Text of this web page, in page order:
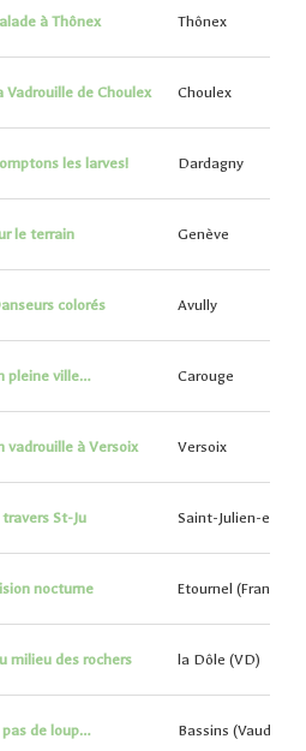
à Thônex Thônex
Vadrouille de Choulex Choulex
les larves! Dardagny
le terrain Genève
colorés Avully
pleine ville… Carouge
vadrouille à Versoix Versoix
travers St-Ju Saint-Julien-en-
nocturne Etournel (France)
milieu des rochers la Dôle (VD)
pas de loup… Bassins (Vaud)